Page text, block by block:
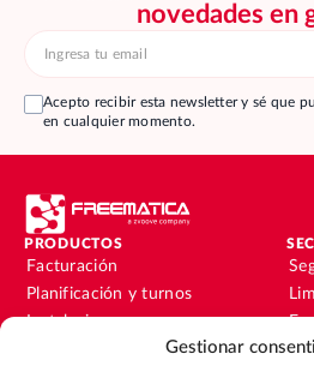
Gestionar
novedades en
Acepto recibir esta newsletter y sé que
en cualquier momento.
PRODUCTOS
Facturación
Planificación y turnos
Instalaciones y